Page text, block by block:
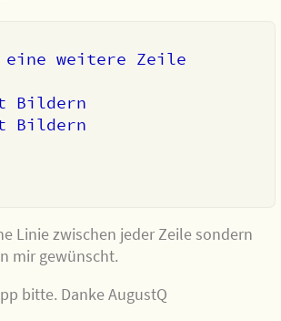
eine weitere Zeile
Bildern
Bildern
Linie zwischen jeder Zeile sondern
mir gewünscht.
bitte. Danke AugustQ